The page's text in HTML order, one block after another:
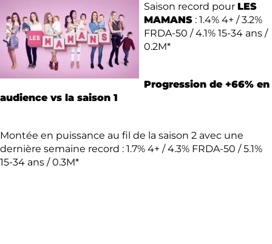
Saison record pour LES
MAMANS : 1.4% 4+ / 3.2%
FRDA-50 / 4.1% 15-34 ans /
0.2M*
Progression de +66% en
audience vs la saison 1
Montée en puissance au fil de la saison 2 avec une
dernière semaine record : 1.7% 4+ / 4.3% FRDA-50 / 5.1%
15-34 ans / 0.3M*